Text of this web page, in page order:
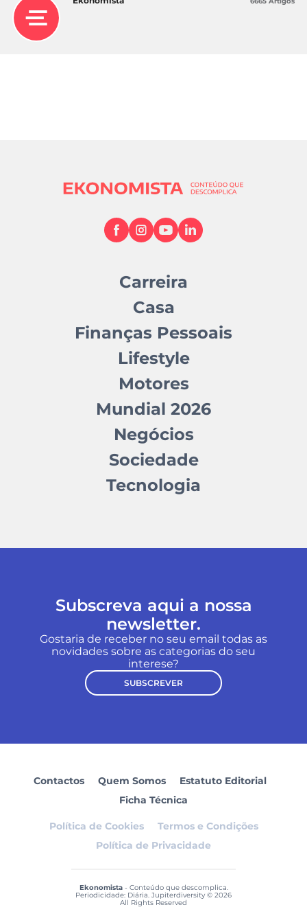
Carreira
Casa
Finanças Pessoais
Lifestyle
Motores
Mundial 2026
Negócios
Sociedade
Tecnologia
Subscreva aqui a nossa
newsletter.
Gostaria de receber no seu email todas as
novidades sobre as categorias do seu
interese?
SUBSCREVER
Contactos Quem Somos
Estatuto Editorial
Ficha Técnica
Política de Cookies
Termos e Condições
Política de Privacidade
Ekonomista- Conteúdo que descomplica.
Periodicidade: Diária. Jupiterdiversity © 2026
All Rights Reserved